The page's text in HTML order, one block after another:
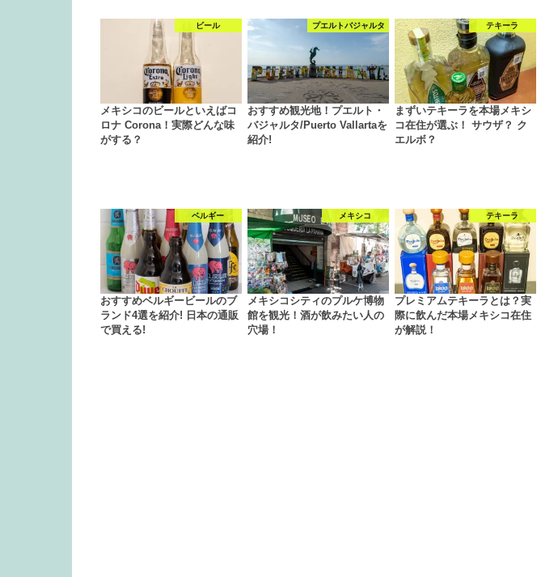
ビール
メキシコのビールといえばコ
ロナ Corona！実際どんな味
がする？
プエルトバジャルタ
おすすめ観光地！プエルト・
バジャルタ/Puerto Vallartaを
紹介!
テキーラ
まずいテキーラを本場メキシ
コ在住が選ぶ！ サウザ？ ク
エルボ？
ベルギー
おすすめベルギービールのブ
ランド4選を紹介! 日本の通販
で買える!
メキシコ
メキシコシティのプルケ博物
館を観光！酒が飲みたい人の
穴場！
テキーラ
プレミアムテキーラとは？実
際に飲んだ本場メキシコ在住
が解説！